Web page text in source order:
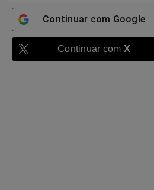
Continuar com Google
Continuar com X